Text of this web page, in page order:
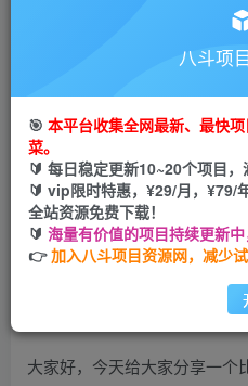
此内容为付费阅读，请付费后查看
金币
会员免费
您当前未登录！
大家好，今天给大家分享一个
八斗项
🎯 本平台收集全网最新、最快
菜。
🔰 每日稳定更新10~20个项目
🔰 vip限时特惠，¥29/月，¥79/
全站资源免费下载！
🔰 海量有价值的项目持续更新
👉加入八斗项目资源网，减少